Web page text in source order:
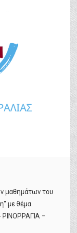
μαθημάτων του
με θέμα
–